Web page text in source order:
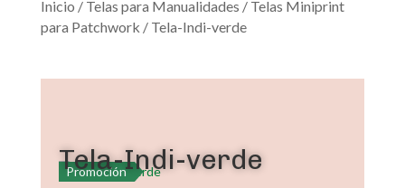
Inicio / Telas para Manualidades / Telas Miniprint
para Patchwork / Tela-Indi-verde
Promoción
Tela-Indi-verde